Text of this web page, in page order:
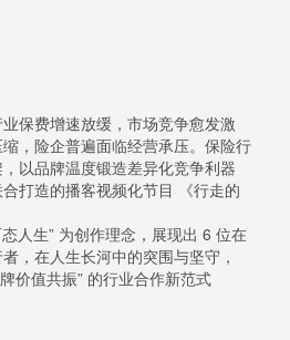
保费增速放缓，市场竞争愈发激
，险企普遍面临经营承压。保险行
以品牌温度锻造差异化竞争利器
打造的播客视频化节目 《行走的
人生” 为创作理念，展现出 6 位在
，在人生长河中的突围与坚守，
价值共振” 的行业合作新范式